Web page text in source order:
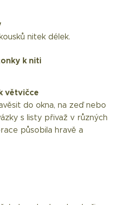
nitek délek.
k niti
větvičce
do okna, na zeď nebo
s listy přivaž v různých
působila hravě a